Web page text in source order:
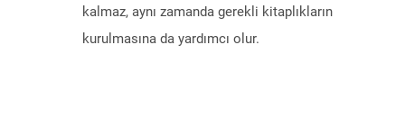
kalmaz, aynı zamanda gerekli kitaplıkların
kurulmasına da yardımcı olur.